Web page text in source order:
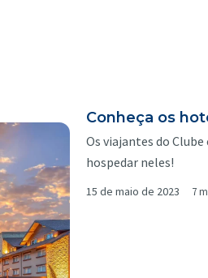
Conheça os
15 de maio de 2023 7
Os viajantes do
hospedar neles!